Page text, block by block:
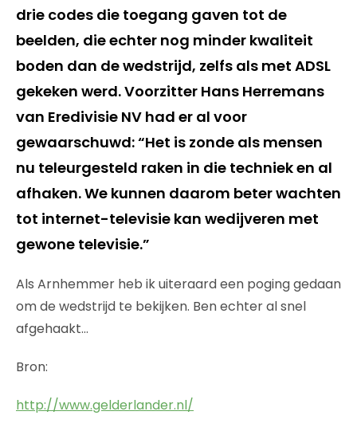
drie codes die toegang gaven tot de
beelden, die echter nog minder kwaliteit
boden dan de wedstrijd, zelfs als met ADSL
gekeken werd. Voorzitter Hans Herremans
van Eredivisie NV had er al voor
gewaarschuwd: “Het is zonde als mensen
nu teleurgesteld raken in die techniek en al
afhaken. We kunnen daarom beter wachten
tot internet-televisie kan wedijveren met
gewone televisie.”
Als Arnhemmer heb ik uiteraard een poging gedaan
om de wedstrijd te bekijken. Ben echter al snel
afgehaakt…
Bron:
http://www.gelderlander.nl/